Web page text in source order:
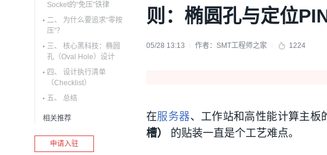
Socket的“免压”铁律
二、 为什么要追求“零按
压”？
三、 核心黑科技：椭圆
孔（Oval Hole）设计
四、 设计执行清单
（Checklist）
五、 总结
相关推荐
申请入驻
则：椭圆孔与定位
05/28 13:13 作者： SMT工程师之家 1224
在服务器、工作站和高性能计算主板
槽）
的贴装一直是个工艺难点。